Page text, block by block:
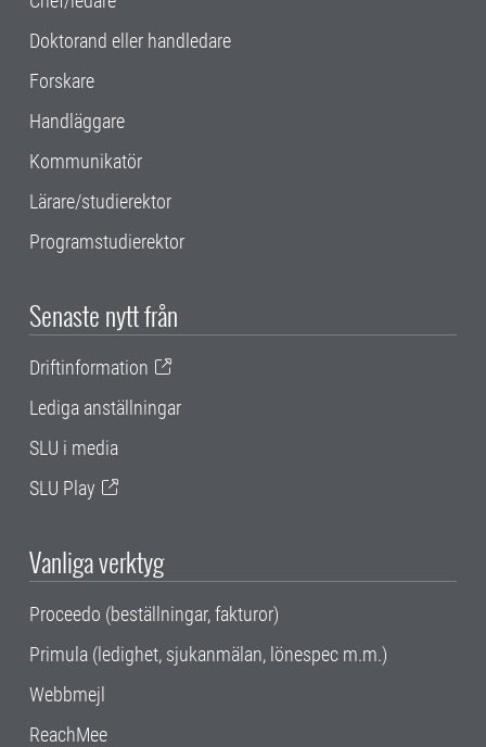
Doktorand eller handledare
Forskare
Handläggare
Kommunikatör
Lärare/studierektor
Programstudierektor
Senaste nytt från
Driftinformation
Lediga anställningar
SLU i media
SLU Play
Vanliga verktyg
Proceedo (beställningar, fakturor)
Primula (ledighet, sjukanmälan, lönespec m.m.)
Webbmejl
ReachMee